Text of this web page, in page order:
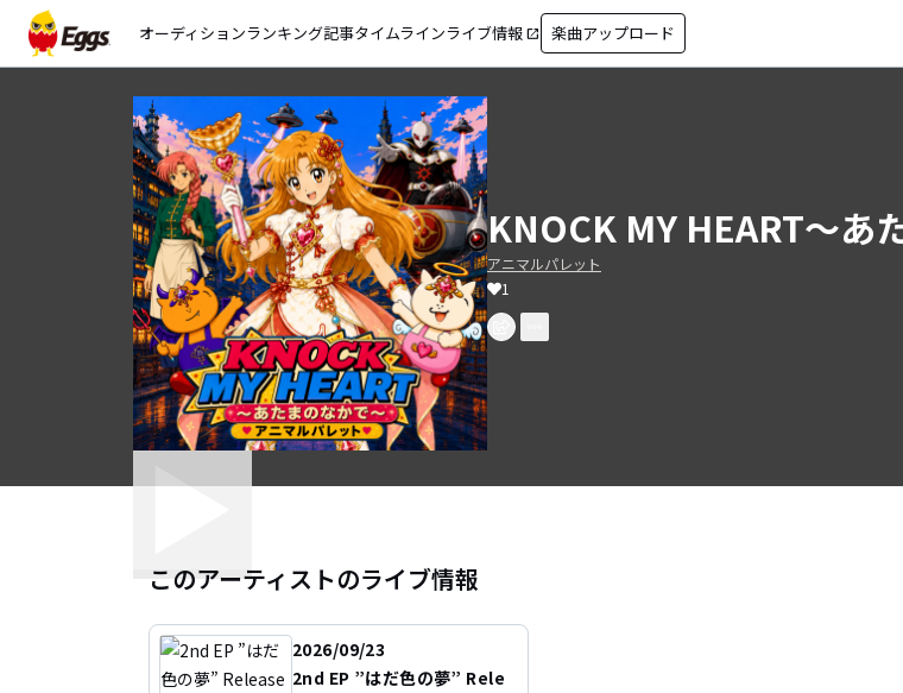
オーディションランキング記事タイムラインライブ情報 open_in_new 楽曲アップロード
KNOCK MY HEART～あ
アニマルパレット
1
このアーティストのライブ情報
2026/09/23
2nd EP ”はだ色の夢” Rele